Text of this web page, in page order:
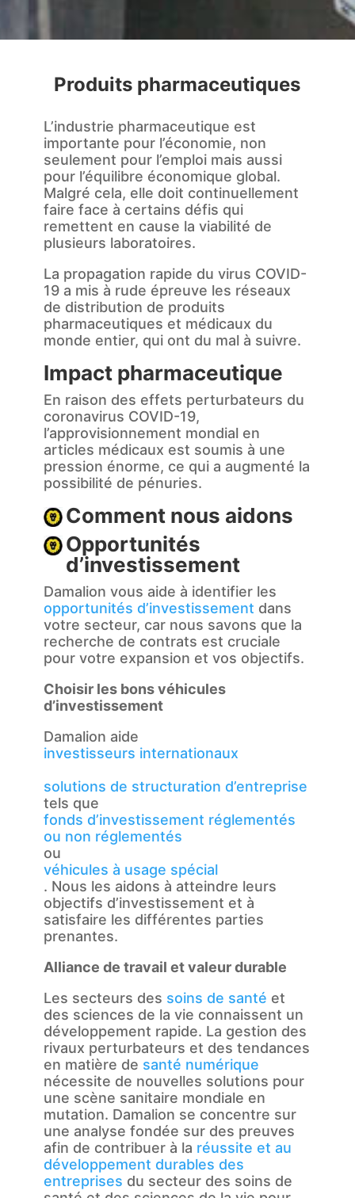
Produits pharmaceutiques
L’industrie pharmaceutique est
importante pour l’économie, non
seulement pour l’emploi mais aussi
pour l’équilibre économique global.
Malgré cela, elle doit continuellement
faire face à certains défis qui
remettent en cause la viabilité de
plusieurs laboratoires.
La propagation rapide du virus COVID-
19 a mis à rude épreuve les réseaux
de distribution de produits
pharmaceutiques et médicaux du
monde entier, qui ont du mal à suivre.
Impact pharmaceutique
En raison des effets perturbateurs du
coronavirus COVID-19,
l’approvisionnement mondial en
articles médicaux est soumis à une
pression énorme, ce qui a augmenté la
possibilité de pénuries.
Comment nous aidons
Opportunités
d’investissement
Damalion vous aide à identifier les
opportunités d’investissement dans
votre secteur, car nous savons que la
recherche de contrats est cruciale
pour votre expansion et vos objectifs.
Choisir les bons véhicules
d’investissement
Damalion aide
investisseurs internationaux
solutions de structuration d’entreprise
tels que
fonds d’investissement réglementés
ou non réglementés
ou
véhicules à usage spécial
. Nous les aidons à atteindre leurs
objectifs d’investissement et à
satisfaire les différentes parties
prenantes.
Alliance de travail et valeur durable
Les secteurs des soins de santé et
des sciences de la vie connaissent un
développement rapide. La gestion des
rivaux perturbateurs et des tendances
en matière de santé numérique
nécessite de nouvelles solutions pour
une scène sanitaire mondiale en
mutation. Damalion se concentre sur
une analyse fondée sur des preuves
afin de contribuer à la réussite et au
développement durables des
entreprises du secteur des soins de